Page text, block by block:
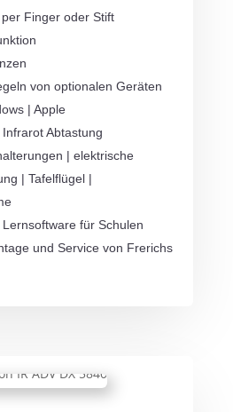
Finger oder Stift
von optionalen Geräten
| Apple
Abtastung
| elektrische
| Tafelflügel |
für Schulen
und Service von Frerichs